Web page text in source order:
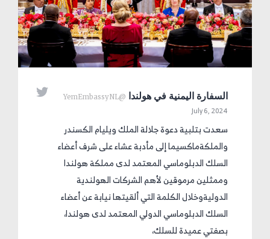
السفارة اليمنية في هولندا @YemEmbassyNL
July 6, 2024
سعدت بتلبية دعوة جلالة الملك ويليام الكسندر
والملكةماكسيما إلى مأدبة عشاء على شرف أعضاء
السلك الدبلوماسي المعتمد لدى مملكة هولندا
وممثلين مرموقين لأهم الشركات الهولندية
الدوليةوخلال الكلمة التي ألقيتها نيابة عن أعضاء
السلك الدبلوماسي الدولي المعتمد لدى هولندا،
بصفتي عميدة للسلك،
